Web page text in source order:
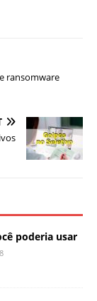
ransomware
poderia usar
8